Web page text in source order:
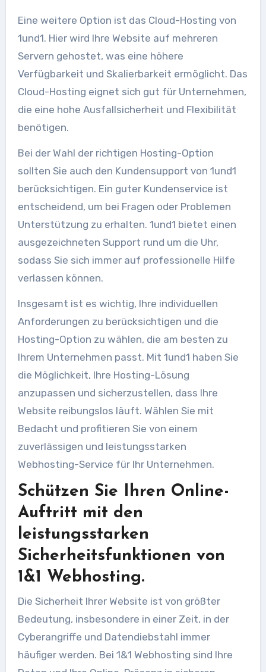
Eine weitere Option ist das Cloud-Hosting von
1und1. Hier wird Ihre Website auf mehreren
Servern gehostet, was eine höhere
Verfügbarkeit und Skalierbarkeit ermöglicht. Das
Cloud-Hosting eignet sich gut für Unternehmen,
die eine hohe Ausfallsicherheit und Flexibilität
benötigen.
Bei der Wahl der richtigen Hosting-Option
sollten Sie auch den Kundensupport von 1und1
berücksichtigen. Ein guter Kundenservice ist
entscheidend, um bei Fragen oder Problemen
Unterstützung zu erhalten. 1und1 bietet einen
ausgezeichneten Support rund um die Uhr,
sodass Sie sich immer auf professionelle Hilfe
verlassen können.
Insgesamt ist es wichtig, Ihre individuellen
Anforderungen zu berücksichtigen und die
Hosting-Option zu wählen, die am besten zu
Ihrem Unternehmen passt. Mit 1und1 haben Sie
die Möglichkeit, Ihre Hosting-Lösung
anzupassen und sicherzustellen, dass Ihre
Website reibungslos läuft. Wählen Sie mit
Bedacht und profitieren Sie von einem
zuverlässigen und leistungsstarken
Webhosting-Service für Ihr Unternehmen.
Schützen Sie Ihren Online-
Auftritt mit den
leistungsstarken
Sicherheitsfunktionen von
1&1 Webhosting.
Die Sicherheit Ihrer Website ist von größter
Bedeutung, insbesondere in einer Zeit, in der
Cyberangriffe und Datendiebstahl immer
häufiger werden. Bei 1&1 Webhosting sind Ihre